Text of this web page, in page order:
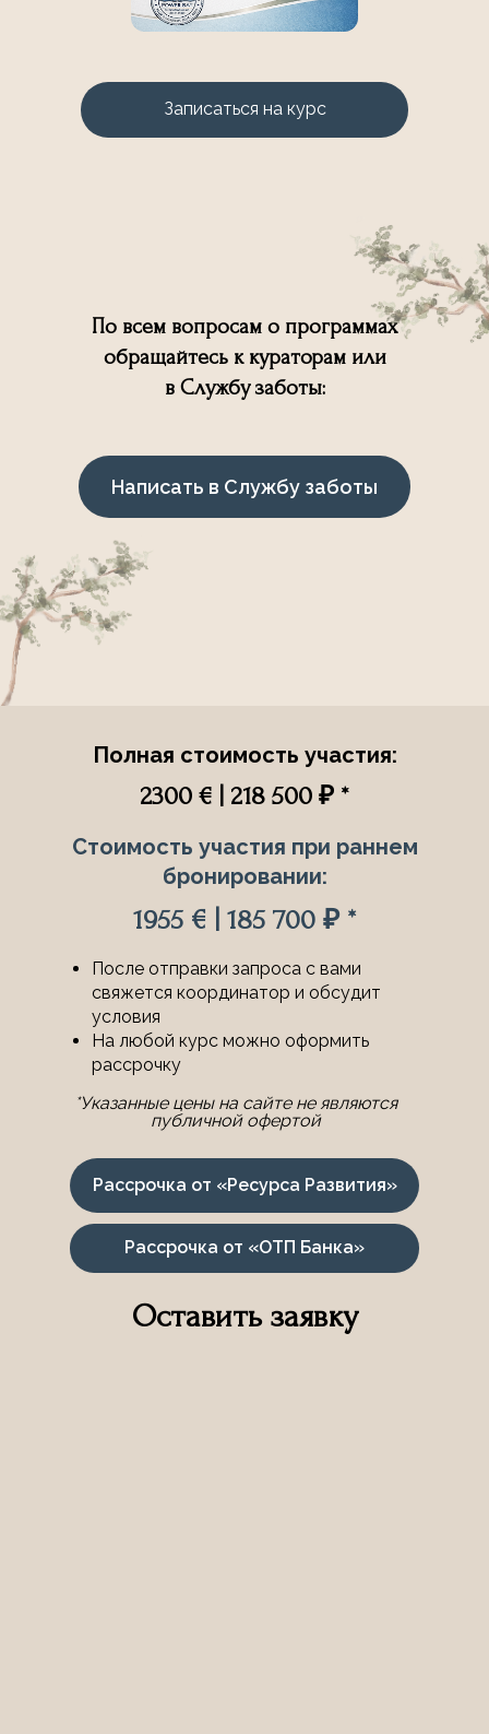
Записаться на курс
По всем вопросам о программах
обращайтесь к кураторам или
в Службу заботы:
Написать в Службу заботы
Оставить заявку
После отправки запроса с вами
свяжется координатор и обсудит
условия
На любой курс можно оформить
рассрочку
2300 € | 218 500 ₽ *
1955 € | 185 700 ₽ *
Рассрочка от «ОТП Банка»
Рассрочка от «Ресурса Развития»
*Указанные цены на сайте не являются
публичной офертой
Полная стоимость участия:
Стоимость участия при раннем
бронировании: